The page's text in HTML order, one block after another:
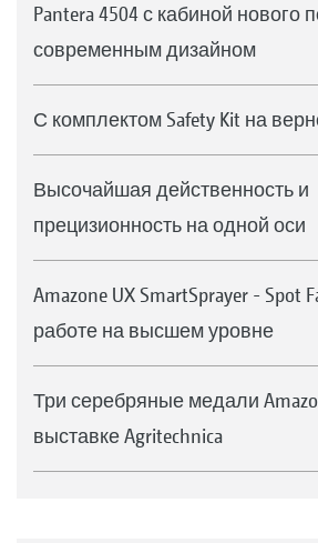
Pantera 4504 с кабиной нового
современным дизайном
С комплектом Safety Kit на
Высочайшая действенность и
прецизионность на одной оси
Amazone UX SmartSprayer - Spot
работе на высшем уровне
Три серебряные медали
выставке Agritechnica